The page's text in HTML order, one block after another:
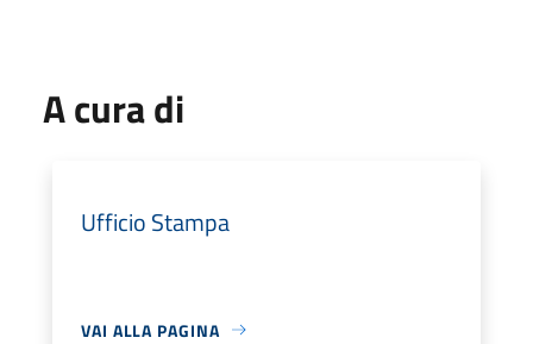
A cura di
Ufficio Stampa
VAI ALLA PAGINA